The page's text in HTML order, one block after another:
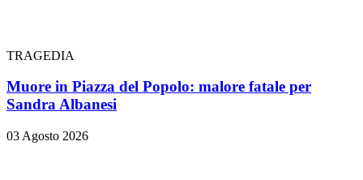
TRAGEDIA
Muore in Piazza del Popolo: malore fatale per
Sandra Albanesi
03 Agosto 2026